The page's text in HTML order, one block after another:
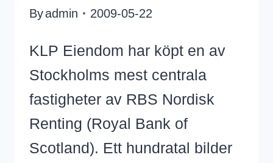
Byadmin 2009-05-22
KLP Eiendom har köpt en av
Stockholms mest centrala
fastigheter av RBS Nordisk
Renting (Royal Bank of
Scotland). Ett hundratal bilder